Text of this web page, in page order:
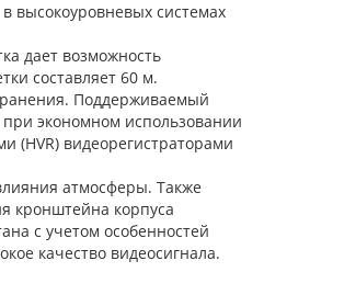
высокоуровневых системах
дает возможность
составляет 60 м.
Поддерживаемый
экономном использовании
(HVR) видеорегистраторами
атмосферы. Также
кронштейна корпуса
с учетом особенностей
качество видеосигнала.